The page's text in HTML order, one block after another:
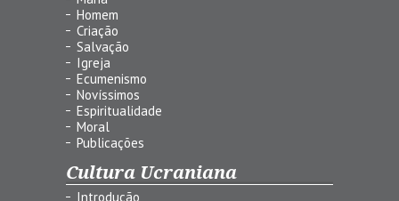
Homem
Criação
Salvação
Igreja
Ecumenismo
Novíssimos
Espiritualidade
Moral
Publicações
Cultura Ucraniana
Introdução